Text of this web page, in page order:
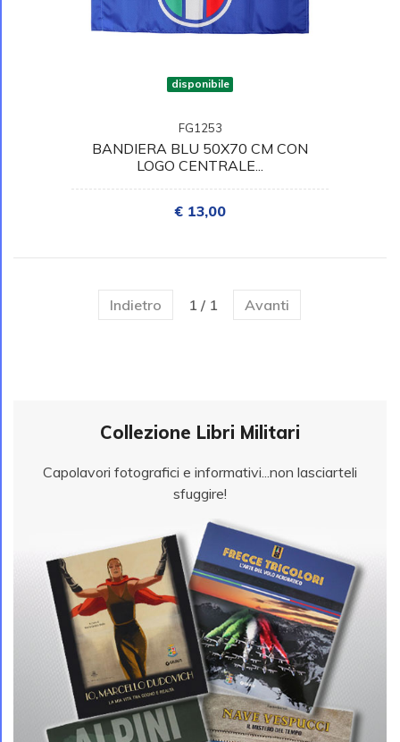
disponibile
FG1253
BANDIERA BLU 50X70 CM CON
LOGO CENTRALE...
€ 13,00
Indietro 1 / 1 Avanti
Collezione Libri Militari
Capolavori fotografici e informativi...non lasciarteli
sfuggire!